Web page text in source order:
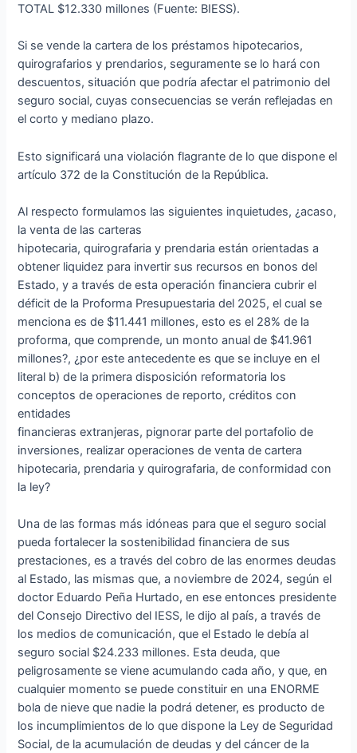
TOTAL $12.330 millones (Fuente: BIESS).
Si se vende la cartera de los préstamos hipotecarios,
quirografarios y prendarios, seguramente se lo hará con
descuentos, situación que podría afectar el patrimonio del
seguro social, cuyas consecuencias se verán reflejadas en
el corto y mediano plazo.
Esto significará una violación flagrante de lo que dispone el
artículo 372 de la Constitución de la República.
Al respecto formulamos las siguientes inquietudes, ¿acaso,
la venta de las carteras
hipotecaria, quirografaria y prendaria están orientadas a
obtener liquidez para invertir sus recursos en bonos del
Estado, y a través de esta operación financiera cubrir el
déficit de la Proforma Presupuestaria del 2025, el cual se
menciona es de $11.441 millones, esto es el 28% de la
proforma, que comprende, un monto anual de $41.961
millones?, ¿por este antecedente es que se incluye en el
literal b) de la primera disposición reformatoria los
conceptos de operaciones de reporto, créditos con
entidades
financieras extranjeras, pignorar parte del portafolio de
inversiones, realizar operaciones de venta de cartera
hipotecaria, prendaria y quirografaria, de conformidad con
la ley?
Una de las formas más idóneas para que el seguro social
pueda fortalecer la sostenibilidad financiera de sus
prestaciones, es a través del cobro de las enormes deudas
al Estado, las mismas que, a noviembre de 2024, según el
doctor Eduardo Peña Hurtado, en ese entonces presidente
del Consejo Directivo del IESS, le dijo al país, a través de
los medios de comunicación, que el Estado le debía al
seguro social $24.233 millones. Esta deuda, que
peligrosamente se viene acumulando cada año, y que, en
cualquier momento se puede constituir en una ENORME
bola de nieve que nadie la podrá detener, es producto de
los incumplimientos de lo que dispone la Ley de Seguridad
Social, de la acumulación de deudas y del cáncer de la